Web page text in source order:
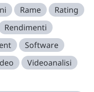
Rame
Rating
Rendimenti
Software
Videoanalisi